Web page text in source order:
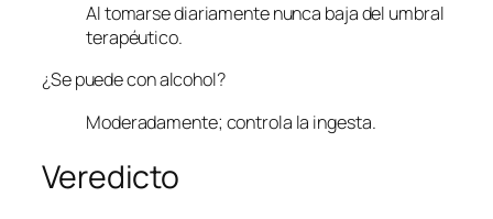
Al tomarse diariamente nunca baja del umbral
terapéutico.
¿Se puede con alcohol?
Moderadamente; controla la ingesta.
Veredicto